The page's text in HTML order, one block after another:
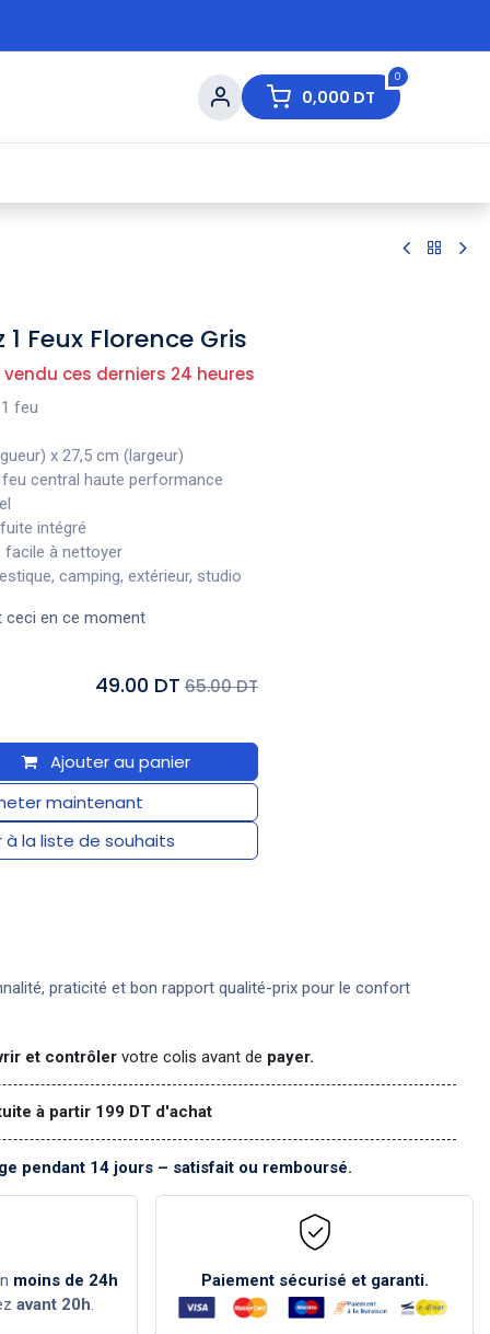
0
0,000 DT
Feux Florence Gris
vendu ces derniers 24 heures
feu
x 27,5 cm (largeur)
feu central haute performance
intégré
facile à nettoyer
camping, extérieur, studio
ceci en ce moment
Ajouter au panier
maintenant
à la liste de souhaits
49.00 DT 65.00 DT
praticité et bon rapport qualité-prix pour le confort
et contrôler votre colis avant de payer.
à partir 199 DT d'achat
pendant 14 jours – satisfait ou remboursé.
moins de 24h
avant 20h.
Paiement sécurisé et garanti.